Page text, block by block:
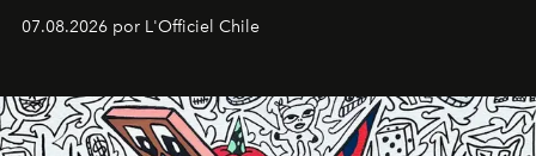
deportiva hasta una mirada moderna inspirada en el
diseño y el universo outdoor.
07.08.2026 por L'Officiel Chile